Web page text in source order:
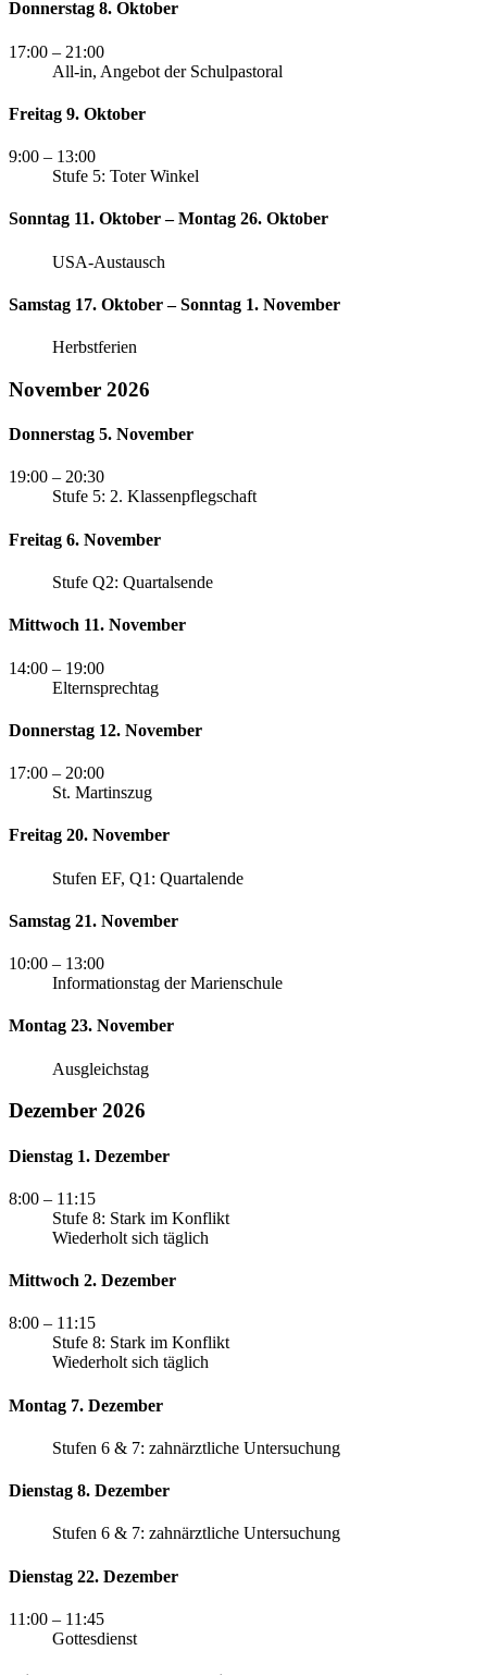
Donnerstag 8. Oktober
17:00 – 21:00
All-in, Angebot der Schulpastoral
Freitag 9. Oktober
9:00 – 13:00
Stufe 5: Toter Winkel
Sonntag 11. Oktober – Montag 26. Oktober
USA-Austausch
Samstag 17. Oktober – Sonntag 1. November
Herbstferien
November 2026
Donnerstag 5. November
19:00 – 20:30
Stufe 5: 2. Klassenpflegschaft
Freitag 6. November
Stufe Q2: Quartalsende
Mittwoch 11. November
14:00 – 19:00
Elternsprechtag
Donnerstag 12. November
17:00 – 20:00
St. Martinszug
Freitag 20. November
Stufen EF, Q1: Quartalende
Samstag 21. November
10:00 – 13:00
Informationstag der Marienschule
Montag 23. November
Ausgleichstag
Dezember 2026
Dienstag 1. Dezember
8:00 – 11:15
Stufe 8: Stark im Konflikt
Wiederholt sich täglich
Mittwoch 2. Dezember
8:00 – 11:15
Stufe 8: Stark im Konflikt
Wiederholt sich täglich
Montag 7. Dezember
Stufen 6 & 7: zahnärztliche Untersuchung
Dienstag 8. Dezember
Stufen 6 & 7: zahnärztliche Untersuchung
Dienstag 22. Dezember
11:00 – 11:45
Gottesdienst